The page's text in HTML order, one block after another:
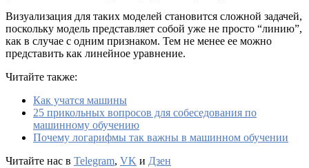
Визуализация для таких моделей становится сложной задачей,
поскольку модель представляет собой уже не просто “линию”,
как в случае с одним признаком. Тем не менее ее можно
представить как линейное уравнение.
Читайте также:
Как учатся машины
25 прикольных вопросов для собеседования по
машинному обучению
Почему логарифмы так важны в машинном обучении
Читайте нас в Telegram, VK и Дзен